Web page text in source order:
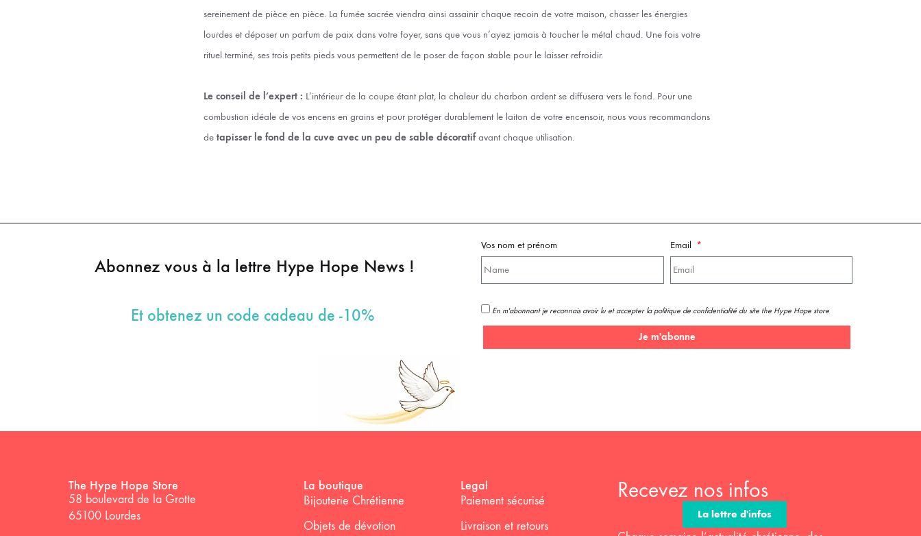
sereinement de pièce en pièce. La fumée sacrée viendra ainsi assainir chaque recoin de votre maison, chasser les énergies
lourdes et déposer un parfum de paix dans votre foyer, sans que vous n’ayez jamais à toucher le métal chaud. Une fois votre
rituel terminé, ses trois petits pieds vous permettent de le poser de façon stable pour le laisser refroidir.
Le conseil de l’expert : L’intérieur de la coupe étant plat, la chaleur du charbon ardent se diffusera vers le fond. Pour une
combustion idéale de vos encens en grains et pour protéger durablement le laiton de votre encensoir, nous vous recommandons
de tapisser le fond de la cuve avec un peu de sable décoratifavant chaque utilisation.
Abonnez vous à la lettre Hype Hope News !
Et obtenez un code cadeau de -10%
Vos nom et prénom Email
En m'abonnant je reconnais avoir lu et accepter la politique de confidentialité du site the Hype Hope store
Je m'abonne
The Hype Hope Store
58 boulevard de la Grotte
65100 Lourdes
La boutique
Bijouterie Chrétienne
Objets de dévotion
Legal
Paiement sécurisé
Livraison et retours
Recevez nos infos
La lettre d'infos